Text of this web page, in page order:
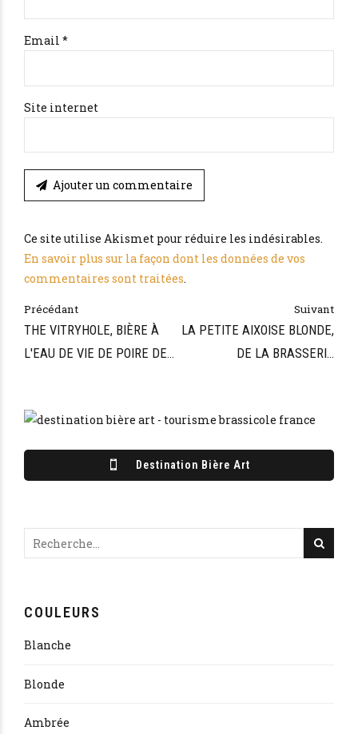
Email *
Site internet
Ajouter un commentaire
Ce site utilise Akismet pour réduire les indésirables.
En savoir plus sur la façon dont les données de vos
commentaires sont traitées.
Précédant
THE VITRYHOLE, BIÈRE À
L'EAU DE VIE DE POIRE DE
Suivant
LA PETITE AIXOISE BLONDE,
DE LA BRASSERIE
Destination Bière Art
COULEURS
Blanche
Blonde
Ambrée